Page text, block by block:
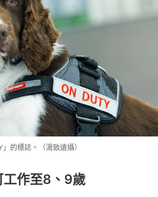
的標誌。（湯致遠攝）
作至8、9歲